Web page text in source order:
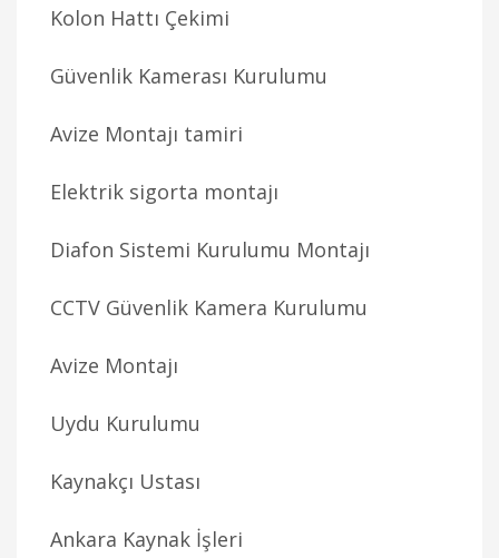
Kolon Hattı Çekimi
Güvenlik Kamerası Kurulumu
Avize Montajı tamiri
Elektrik sigorta montajı
Diafon Sistemi Kurulumu Montajı
CCTV Güvenlik Kamera Kurulumu
Avize Montajı
Uydu Kurulumu
Kaynakçı Ustası
Ankara Kaynak İşleri